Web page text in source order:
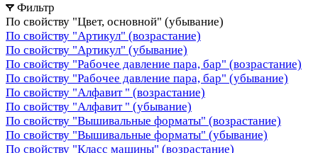
Фильтр
По свойству "Цвет, основной" (убывание)
По свойству "Артикул" (возрастание)
По свойству "Артикул" (убывание)
По свойству "Рабочее давление пара, бар" (возрастание)
По свойству "Рабочее давление пара, бар" (убывание)
По свойству "Алфавит " (возрастание)
По свойству "Алфавит " (убывание)
По свойству "Вышивальные форматы" (возрастание)
По свойству "Вышивальные форматы" (убывание)
По свойству "Класс машины" (возрастание)